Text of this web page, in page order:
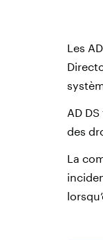
Les
AD
des
La